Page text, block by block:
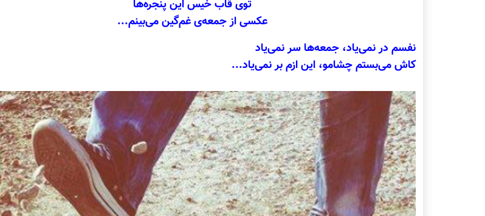
توی قاب خیس این پنجره‌ها
عکسی از جمعه‌ی غم‌گین می‌بینم...
نفسم در نمی‌یاد، جمعه‌ها سر نمی‌یاد
کاش می‌بستم چشامو، این ازم بر نمی‌یاد...